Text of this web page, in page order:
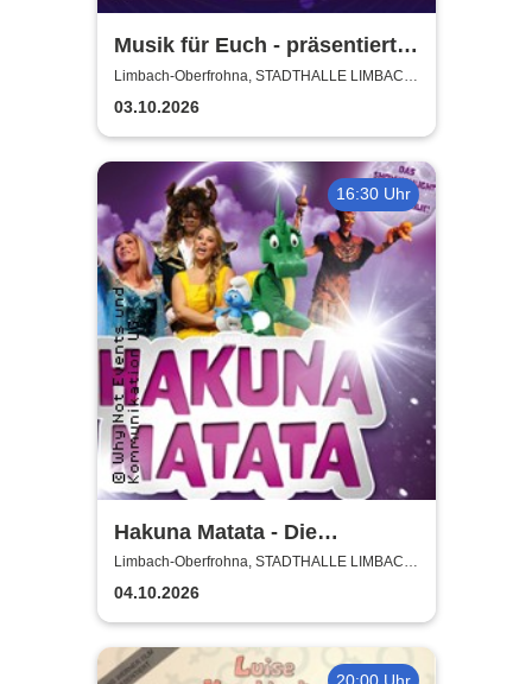
Musik für Euch - präsentiert
von Uta Bresan
Limbach-Oberfrohna, STADTHALLE LIMBACH-
OBERFROHNA
03.10.2026
16:30 Uhr
Hakuna Matata - Die
einzigartige große
Kindermusical-Gala
Limbach-Oberfrohna, STADTHALLE LIMBACH-
OBERFROHNA
04.10.2026